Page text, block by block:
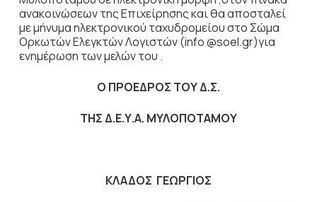
ανακοινώσεων της Επιχείρησης και θα αποσταλεί
με μήνυμα ηλεκτρονικού ταχυδρομείου στο Σώμα
Ορκωτών Ελεγκτών Λογιστών (info @soel.gr)για
ενημέρωση των μελών του .
Ο ΠΡΟΕΔΡΟΣ ΤΟΥ Δ.Σ.
ΤΗΣ Δ.Ε.Υ.Α. ΜΥΛΟΠΟΤΑΜΟΥ
ΚΛΑΔΟΣ ΓΕΩΡΓΙΟΣ